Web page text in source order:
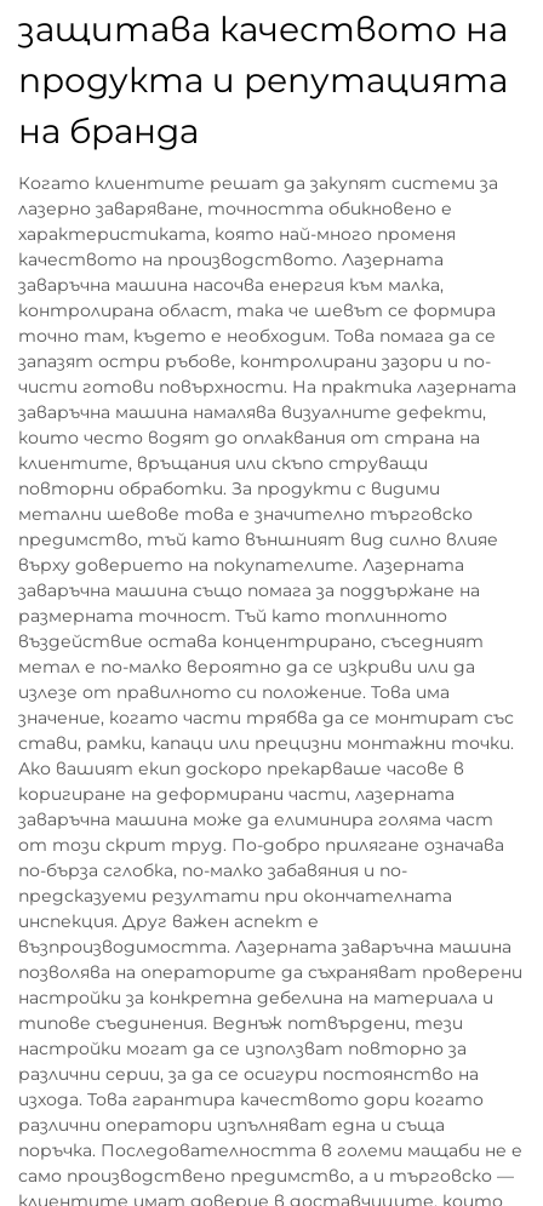
защитава качеството на
продукта и репутацията
на бранда
Когато клиентите решат да закупят системи за
лазерно заваряване, точността обикновено е
характеристиката, която най-много променя
качеството на производството. Лазерната
заваръчна машина насочва енергия към малка,
контролирана област, така че шевът се формира
точно там, където е необходим. Това помага да се
запазят остри ръбове, контролирани зазори и по-
чисти готови повърхности. На практика лазерната
заваръчна машина намалява визуалните дефекти,
които често водят до оплаквания от страна на
клиентите, връщания или скъпо струващи
повторни обработки. За продукти с видими
метални шевове това е значително търговско
предимство, тъй като външният вид силно влияе
върху доверието на покупателите. Лазерната
заваръчна машина също помага за поддържане на
размерната точност. Тъй като топлинното
въздействие остава концентрирано, съседният
метал е по-малко вероятно да се изкриви или да
излезе от правилното си положение. Това има
значение, когато части трябва да се монтират със
стави, рамки, капаци или прецизни монтажни точки.
Ако вашият екип доскоро прекарваше часове в
коригиране на деформирани части, лазерната
заваръчна машина може да елиминира голяма част
от този скрит труд. По-добро прилягане означава
по-бърза сглобка, по-малко забавяния и по-
предсказуеми резултати при окончателната
инспекция. Друг важен аспект е
възпроизводимостта. Лазерната заваръчна машина
позволява на операторите да съхраняват проверени
настройки за конкретна дебелина на материала и
типове съединения. Веднъж потвърдени, тези
настройки могат да се използват повторно за
различни серии, за да се осигури постоянство на
изхода. Това гарантира качеството дори когато
различни оператори изпълняват една и съща
поръчка. Последователността в големи мащаби не е
само производствено предимство, а и търговско —
клиентите имат доверие в доставчиците, които